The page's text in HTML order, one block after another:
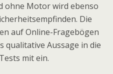
ohne Motor wird ebenso
Die
auf Online-Fragebögen
qualitative Aussage in die
mit ein.